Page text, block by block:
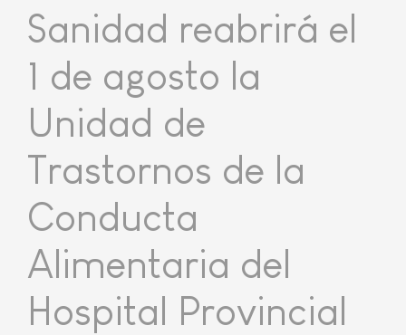
Sanidad reabrirá el
1 de agosto la
Unidad de
Trastornos de la
Conducta
Alimentaria del
Hospital Provincial